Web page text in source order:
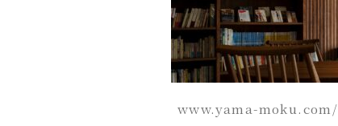
www.yama-moku.com/